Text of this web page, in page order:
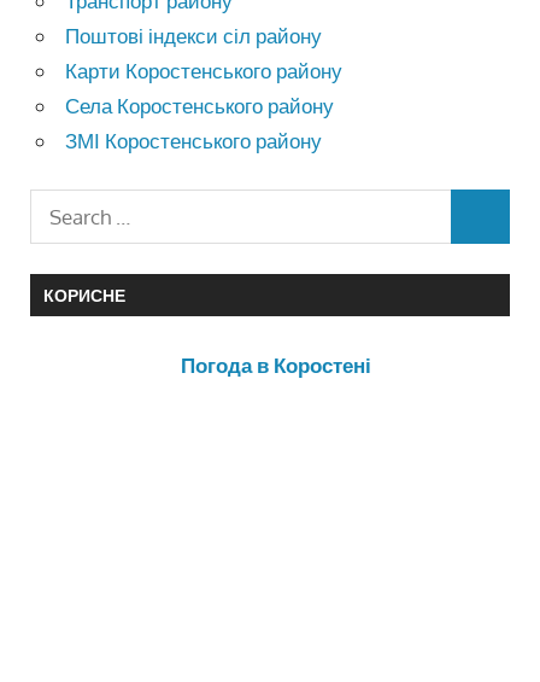
Поштові індекси сіл району
Карти Коростенського району
Села Коростенського району
ЗМІ Коростенського району
КОРИСНЕ
Погода в Коростені